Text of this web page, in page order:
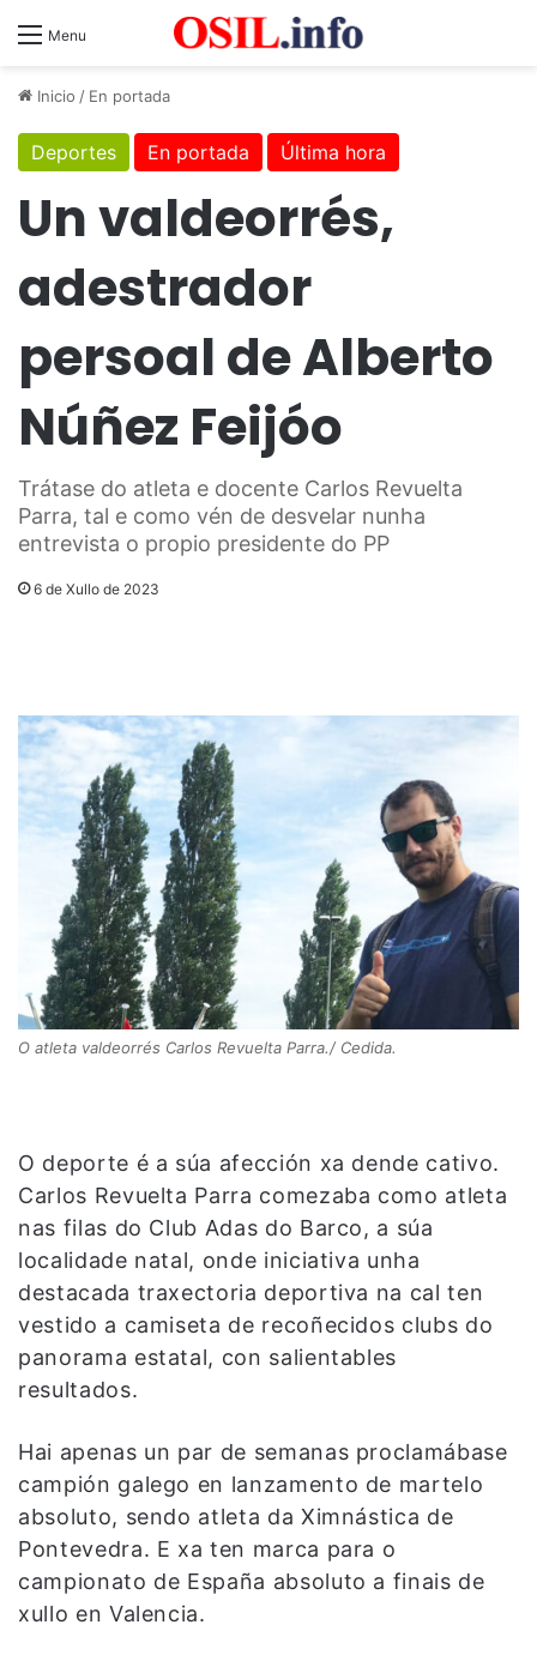
Menu
Inicio / En portada
Deportes En portada Última hora
Un valdeorrés,
adestrador
persoal de Alberto
Núñez Feijóo
Trátase do atleta e docente Carlos Revuelta
Parra, tal e como vén de desvelar nunha
entrevista o propio presidente do PP
6 de Xullo de 2023
O atleta valdeorrés Carlos Revuelta Parra./ Cedida.
O deporte é a súa afección xa dende cativo.
Carlos Revuelta Parra comezaba como atleta
nas filas do Club Adas do Barco, a súa
localidade natal, onde iniciativa unha
destacada traxectoria deportiva na cal ten
vestido a camiseta de recoñecidos clubs do
panorama estatal, con salientables
resultados.
Hai apenas un par de semanas proclamábase
campión galego en lanzamento de martelo
absoluto, sendo atleta da Ximnástica de
Pontevedra. E xa ten marca para o
campionato de España absoluto a finais de
xullo en Valencia.